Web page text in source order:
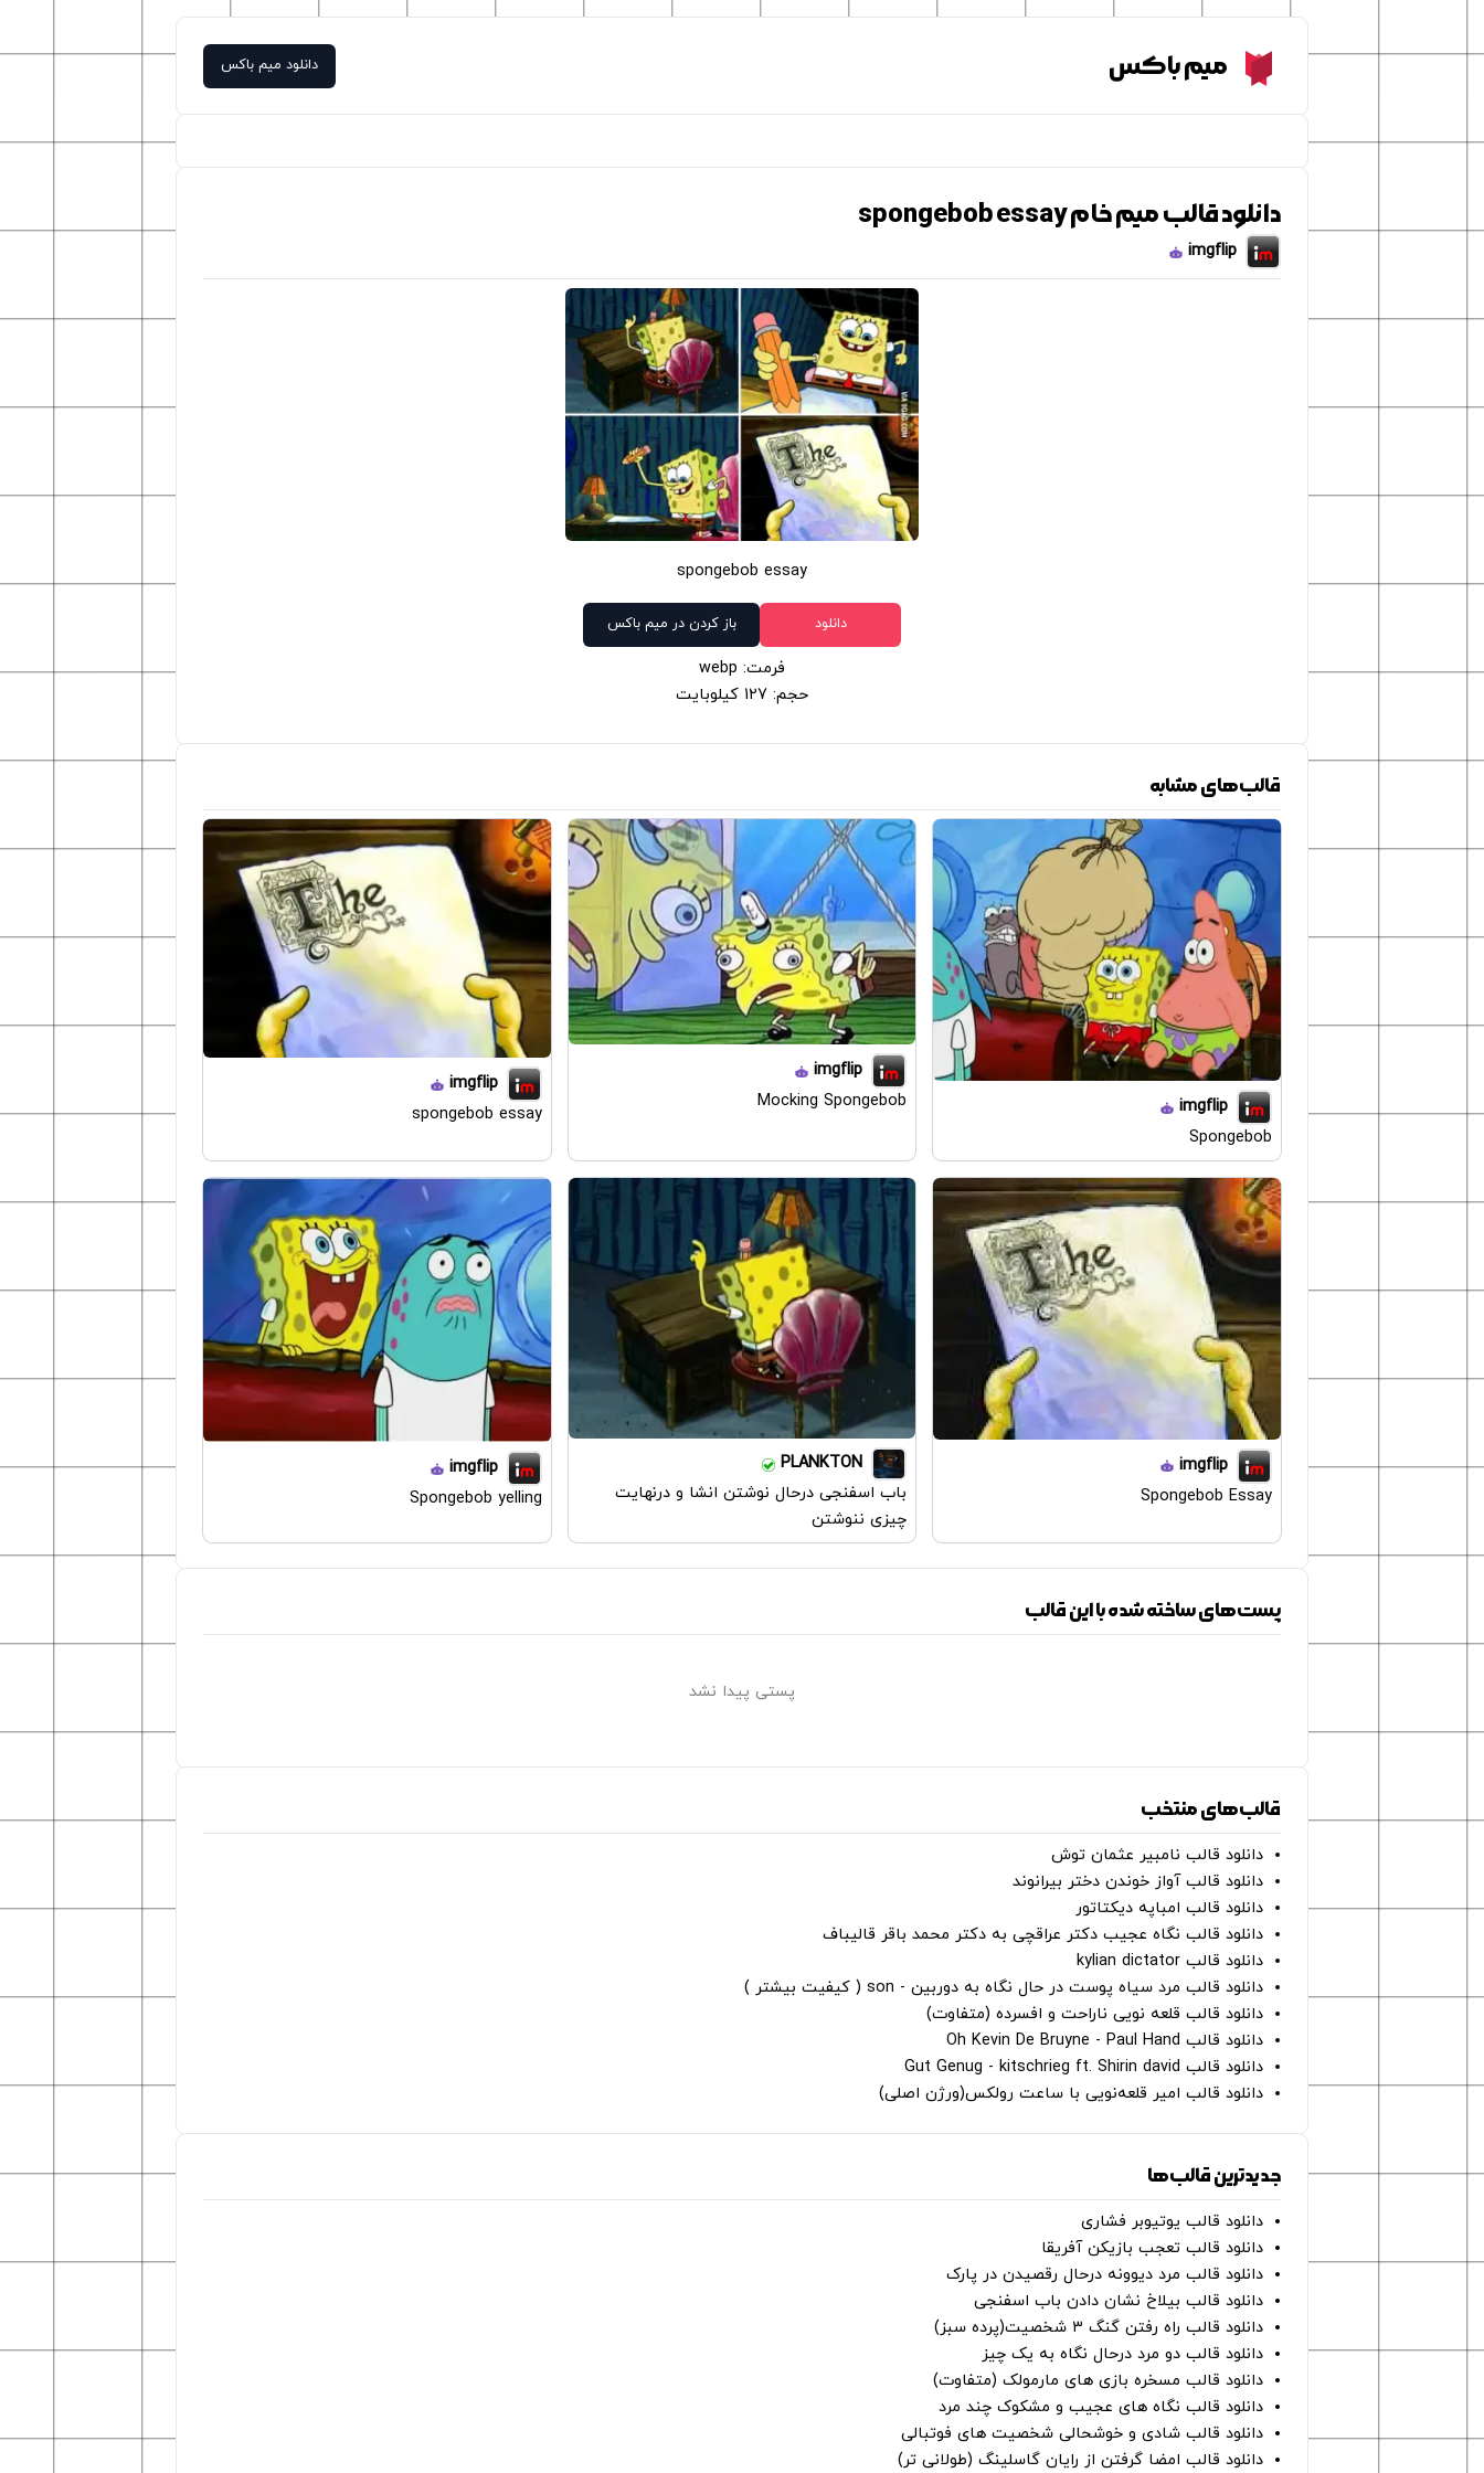
Meme Boxمیم باکس دانلود میم باکس
دانلود قالب میم خام spongebob essay
imgflip
spongebob essay
دانلود باز کردن در میم باکس
فرمت: webp
حجم: 127 کیلوبایت
قالب‌های مشابه
imgflip
Spongebob
imgflip
Mocking Spongebob
imgflip
spongebob essay
imgflip
Spongebob Essay
PLANKTON
باب اسفنجی درحال نوشتن انشا و درنهایت
چیزی ننوشتن
imgflip
Spongebob yelling
پست‌های ساخته شده با این قالب
پستی پیدا نشد
قالب‌های منتخب
دانلود قالب نامبیر عثمان ‌توش
دانلود قالب آواز خوندن دختر بیرانوند
دانلود قالب امباپه دیکتاتور
دانلود قالب نگاه عجیب دکتر عراقچی به دکتر محمد باقر قالیباف
دانلود قالب kylian dictator
دانلود قالب مرد سیاه پوست در حال نگاه به دوربین - son ( کیفیت بیشتر )
دانلود قالب قلعه نویی ناراحت و افسرده (متفاوت)
دانلود قالب Oh Kevin De Bruyne - Paul Hand
دانلود قالب Gut Genug - kitschrieg ft. Shirin david
دانلود قالب امیر قلعه‌نویی با ساعت رولکس(ورژن اصلی)
جدیدترین قالب‌ها
دانلود قالب یوتیوبر فشاری
دانلود قالب تعجب بازیکن آفریقا
دانلود قالب مرد دیوونه درحال رقصیدن در پارک
دانلود قالب بیلاخ نشان دادن باب اسفنجی
دانلود قالب راه رفتن گنگ ۳ شخصیت(پرده سبز)
دانلود قالب دو مرد درحال نگاه به یک چیز
دانلود قالب مسخره بازی های مارمولک (متفاوت)
دانلود قالب نگاه های عجیب و مشکوک چند مرد
دانلود قالب شادی و خوشحالی شخصیت های فوتبالی
دانلود قالب امضا گرفتن از رایان گاسلینگ (طولانی تر)